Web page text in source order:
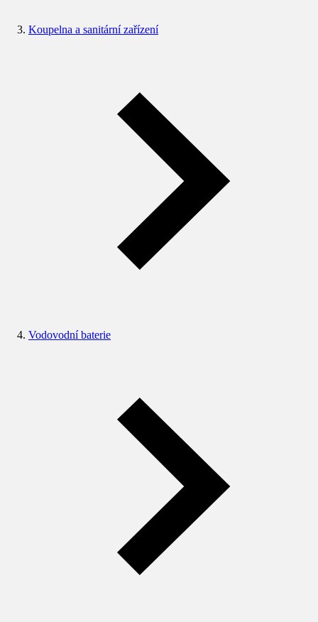
Koupelna a sanitární zařízení
Vodovodní baterie